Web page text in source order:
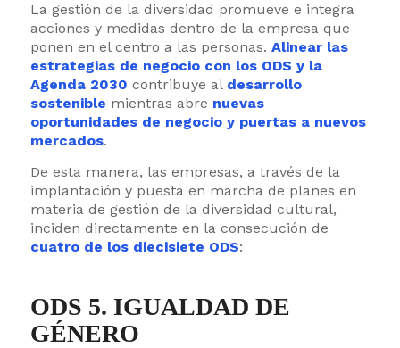
La gestión de la diversidad promueve e integra
acciones y medidas dentro de la empresa que
ponen en el centro a las personas. Alinear las
estrategias de negocio con los ODS y la
Agenda 2030 contribuye al desarrollo
sostenible mientras abre nuevas
oportunidades de negocio y puertas a nuevos
mercados.
De esta manera, las empresas, a través de la
implantación y puesta en marcha de planes en
materia de gestión de la diversidad cultural,
inciden directamente en la consecución de
cuatro de los diecisiete ODS:
ODS 5. IGUALDAD DE
GÉNERO